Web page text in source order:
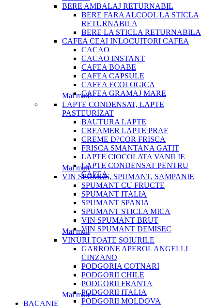
BERE AMBALAJ RETURNABIL
BERE FARA ALCOOL LA STICLA
RETURNABILA
BERE LA STICLA RETURNABILA
CAFEA CEAI INLOCUITORI CAFEA
CACAO
CACAO INSTANT
CAFEA BOABE
CAFEA CAPSULE
CAFEA ECOLOGICA
CAFEA GRAMAJ MARE
Mai mult
LAPTE CONDENSAT, LAPTE
PASTEURIZAT
BAUTURA LAPTE
CREAMER LAPTE PRAF
CREME D?COR FRISCA
FRISCA SMANTANA GATIT
LAPTE CIOCOLATA VANILIE
LAPTE CONDENSAT PENTRU
CAFEA
Mai mult
VIN SPUMOS, SPUMANT, SAMPANIE
SPUMANT CU FRUCTE
SPUMANT ITALIA
SPUMANT SPANIA
SPUMANT STICLA MICA
VIN SPUMANT BRUT
VIN SPUMANT DEMISEC
Mai mult
VINURI TOATE SOIURILE
GARRONE APEROL ANGELLI
CINZANO
PODGORIA COTNARI
PODGORII CHILE
PODGORII FRANTA
PODGORII ITALIA
PODGORII MOLDOVA
Mai mult
BACANIE